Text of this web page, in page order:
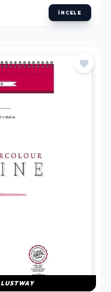
İNCELE
LUSTWAY